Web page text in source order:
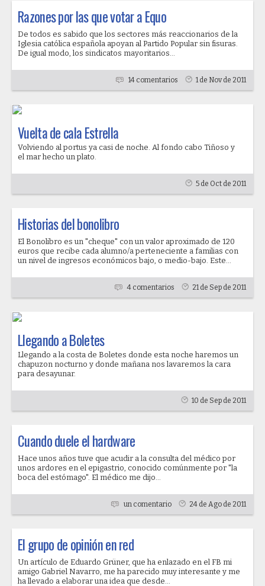
Razones por las que votar a Equo
De todos es sabido que los sectores más reaccionarios de la
Iglesia católica española apoyan al Partido Popular sin fisuras.
De igual modo, los sindicatos mayoritarios...
14 comentarios 1 de Nov de 2011
Vuelta de cala Estrella
Volviendo al portus ya casi de noche. Al fondo cabo Tiñoso y
el mar hecho un plato.
5 de Oct de 2011
Historias del bonolibro
El Bonolibro es un "cheque" con un valor aproximado de 120
euros que recibe cada alumno/a perteneciente a familias con
un nivel de ingresos económicos bajo, o medio-bajo. Este...
4 comentarios 21 de Sep de 2011
Llegando a Boletes
Llegando a la costa de Boletes donde esta noche haremos un
chapuzon nocturno y donde mañana nos lavaremos la cara
para desayunar.
10 de Sep de 2011
Cuando duele el hardware
Hace unos años tuve que acudir a la consulta del médico por
unos ardores en el epigastrio, conocido comúnmente por "la
boca del estómago". El médico me dijo...
un comentario 24 de Ago de 2011
El grupo de opinión en red
Un artículo de Eduardo Grüner, que ha enlazado en el FB mi
amigo Gabriel Navarro, me ha parecido muy interesante y me
ha llevado a elaborar una idea que desde...